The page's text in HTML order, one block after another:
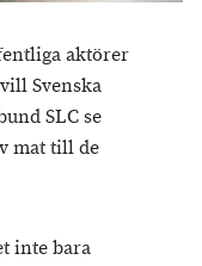
aktörer
Svenska
SLC se
mat till de
inte bara